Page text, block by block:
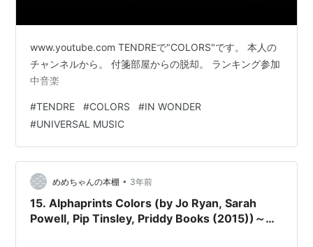
www.youtube.com TENDREで"COLORS"です。 本人の
チャンネルから。 付箋部屋からの脱却。 ランキング参加
中音楽
#TENDRE #COLORS #IN WONDER
#UNIVERSAL MUSIC
めめちゃんの本棚 • 3年前
15. Alphaprints Colors (by Jo Ryan, Sarah
Powell, Pip Tinsley, Priddy Books (2015))～マ